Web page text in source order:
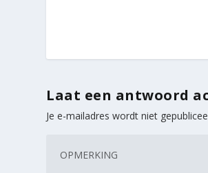
Laat een antwoord
Je e-mailadres wordt niet